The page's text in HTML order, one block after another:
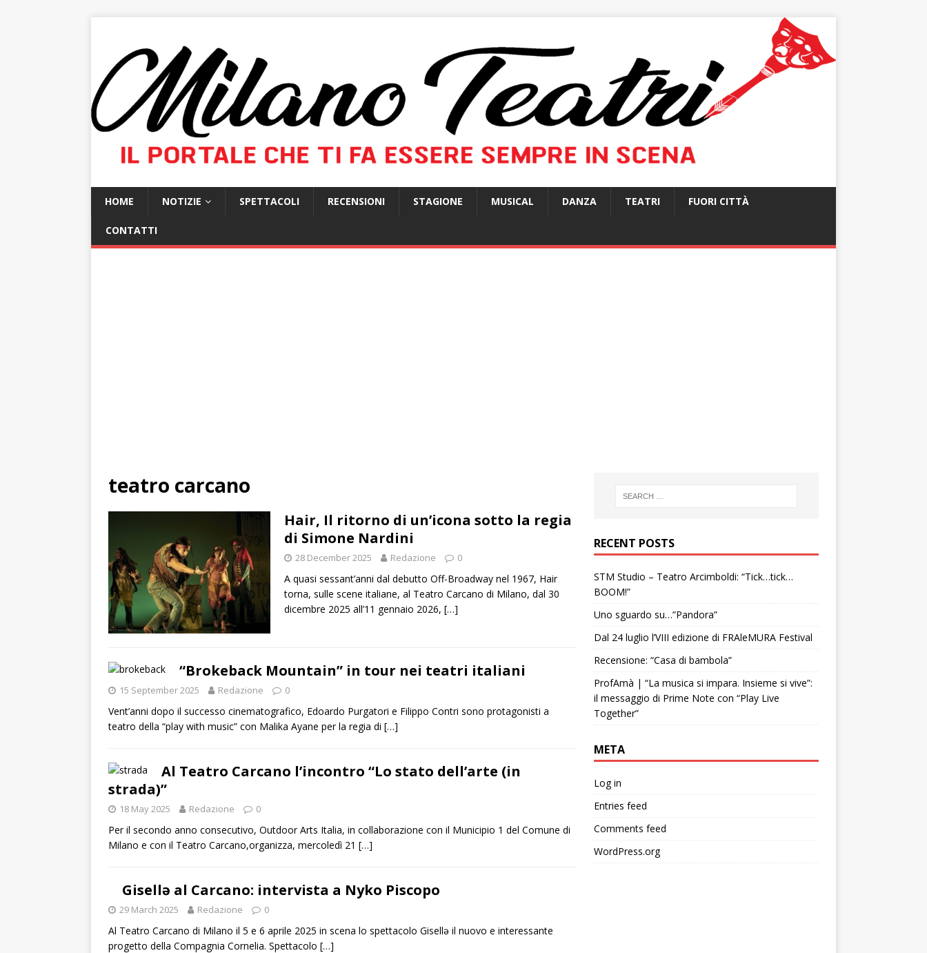
HOME NOTIZIE SPETTACOLI RECENSIONI STAGIONE MUSICAL DANZA TEATRI FUORI CITTÀ
CONTATTI
teatro carcano
Hair, Il ritorno di un’icona sotto la regia
di Simone Nardini
28 December 2025 Redazione 0
A quasi sessant’anni dal debutto Off-Broadway nel 1967, Hair
torna, sulle scene italiane, al Teatro Carcano di Milano, dal 30
dicembre 2025 all’11 gennaio 2026, […]
“Brokeback Mountain” in tour nei teatri italiani
15 September 2025 Redazione 0
Vent’anni dopo il successo cinematografico, Edoardo Purgatori e Filippo Contri sono protagonisti a
teatro della “play with music” con Malika Ayane per la regia di […]
Al Teatro Carcano l’incontro “Lo stato dell’arte (in
strada)”
18 May 2025 Redazione 0
Per il secondo anno consecutivo, Outdoor Arts Italia, in collaborazione con il Municipio 1 del Comune di
Milano e con il Teatro Carcano,organizza, mercoledì 21 […]
Gisellə al Carcano: intervista a Nyko Piscopo
29 March 2025 Redazione 0
Al Teatro Carcano di Milano il 5 e 6 aprile 2025 in scena lo spettacolo Gisellə il nuovo e interessante
progetto della Compagnia Cornelia. Spettacolo […]
RECENT POSTS
STM Studio – Teatro Arcimboldi: “Tick…tick…
BOOM!”
Uno sguardo su…”Pandora”
Dal 24 luglio l’VIII edizione di FRAleMURA Festival
Recensione: “Casa di bambola”
ProfAmà | “La musica si impara. Insieme si vive”:
il messaggio di Prime Note con “Play Live
Together”
META
Log in
Entries feed
Comments feed
WordPress.org